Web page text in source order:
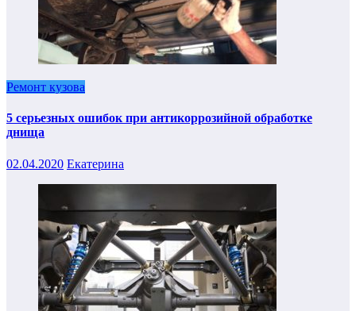
Ремонт кузова
5 серьезных ошибок при антикоррозийной обработке
днища
02.04.2020 Екатерина